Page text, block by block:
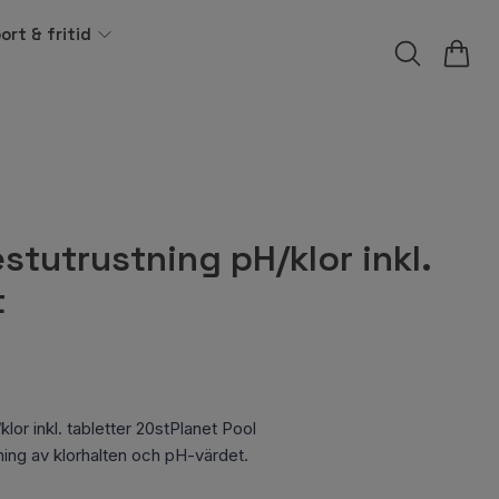
& fritid
pH/klor inkl.
inkl. tabletter 20stPlanet Pool
av klorhalten och pH-värdet.